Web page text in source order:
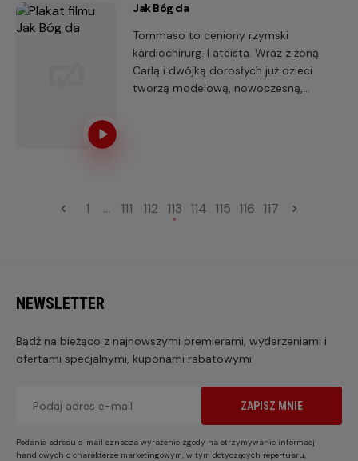
Jak Bóg da
Tommaso to ceniony rzymski
kardiochirurg. I ateista. Wraz z żoną
Carlą i dwójką dorosłych już dzieci
tworzą modelową, nowoczesną,
1 ... 111 112 113 114 115 116 117
NEWSLETTER
Bądź na bieżąco z najnowszymi premierami, wydarzeniami i
ofertami specjalnymi, kuponami rabatowymi
ZAPISZ MNIE
Podanie adresu e-mail oznacza wyrażenie zgody na otrzymywanie informacji
handlowych o charakterze marketingowym, w tym dotyczących repertuaru,